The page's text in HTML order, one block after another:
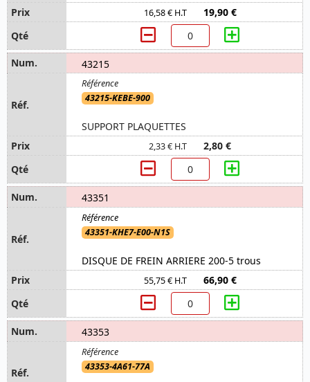
16,58 € H.T 19,90 €
43215
43215-KEBE-900
SUPPORT PLAQUETTES
2,33 € H.T 2,80 €
43351
43351-KHE7-E00-N1S
DISQUE DE FREIN ARRIERE 200-5 trous
55,75 € H.T 66,90 €
43353
43353-4A61-77A